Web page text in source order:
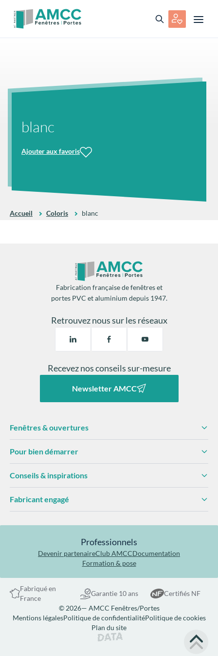
blanc
Ajouter aux favoris
Accueil Coloris blanc
Fabrication française de fenêtres et
portes PVC et aluminium depuis 1947.
Retrouvez nous sur les réseaux
Recevez nos conseils sur-mesure
Newsletter AMCC
Fenêtres & ouvertures
Pour bien démarrer
Conseils & inspirations
Fabricant engagé
Professionnels
Devenir partenaireClub AMCCDocumentation
Formation & pose
Fabriqué en
France
Garantie 10 ans
Certifiés NF
© 2026— AMCC Fenêtres/Portes
Mentions légalesPolitique de confidentialitéPolitique de cookies
Plan du site
Site réalisé par Data Projekt